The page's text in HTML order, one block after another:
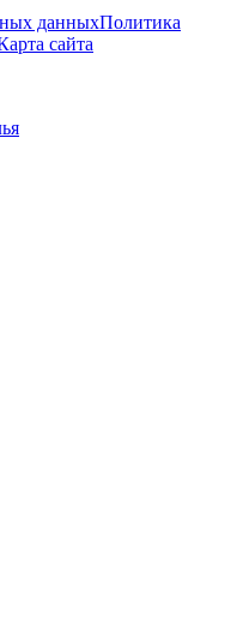
данныхПолитика
сайта